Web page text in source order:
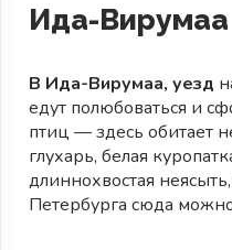
Ида-Вирумаа
В Ида-Вирумаа, уезд
едут полюбоваться и
птиц — здесь обитает
глухарь, белая
длиннохвостая
Петербурга сюда